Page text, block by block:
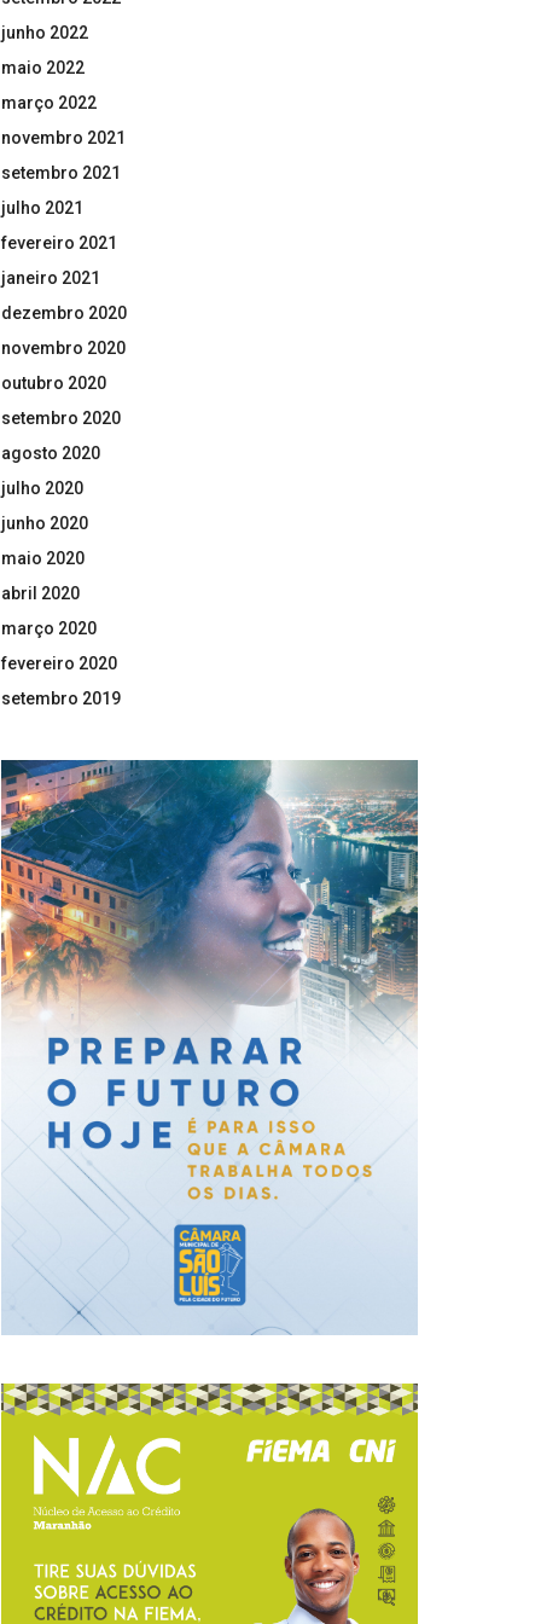
junho 2022
maio 2022
março 2022
novembro 2021
setembro 2021
julho 2021
fevereiro 2021
janeiro 2021
dezembro 2020
novembro 2020
outubro 2020
setembro 2020
agosto 2020
julho 2020
junho 2020
maio 2020
abril 2020
março 2020
fevereiro 2020
setembro 2019